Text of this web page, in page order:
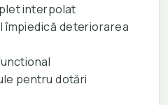
interpolat
împiedică deteriorarea
pentru dotări